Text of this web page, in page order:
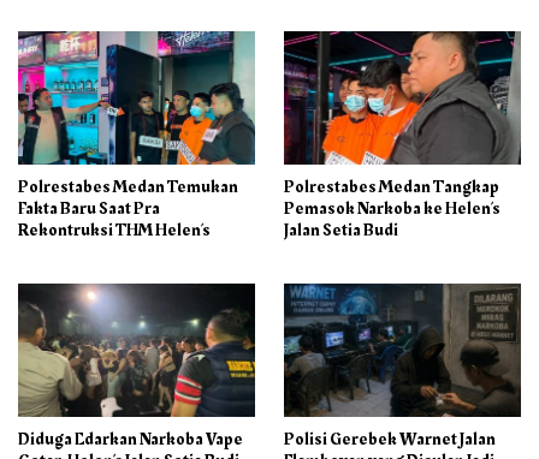
Polrestabes Medan Temukan
Fakta Baru Saat Pra
Rekontruksi THM Helen’s
Polrestabes Medan Tangkap
Pemasok Narkoba ke Helen’s
Jalan Setia Budi
Diduga Edarkan Narkoba Vape
Polisi Gerebek Warnet Jalan